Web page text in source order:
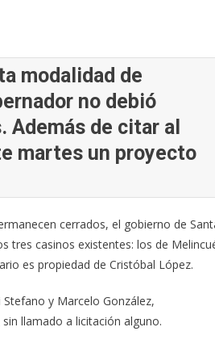
modalidad de
no debió
Además de citar al
martes un proyecto
cerrados, el gobierno de
tres casinos existentes: los de
es propiedad de Cristóbal López.
y Marcelo González,
llamado a licitación alguno.